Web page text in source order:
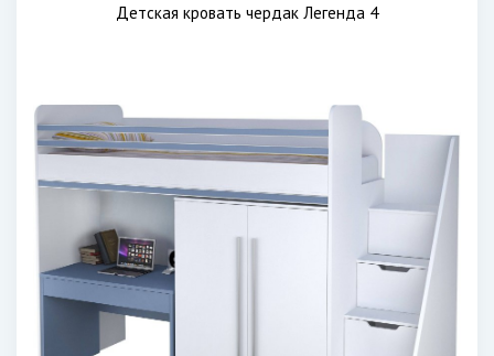
Детская кровать чердак Легенда 4